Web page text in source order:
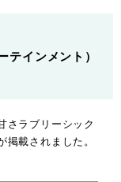
インメント）
さラブリーシック
載されました。